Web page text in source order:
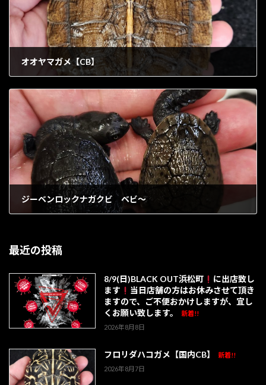
オオヤマガメ【CB】
ジーベンロックナガクビ ベビ～
最近の投稿
8/9(日)BLACK OUT浜松町
に出店致し
ます
当日店舗の方はお休みさせて頂き
ますので、ご不便おかけしますが、宜し
くお願い致します。
新着!!
2026年8月8日
フロリダハコガメ【国内CB】
新着!!
2026年8月7日